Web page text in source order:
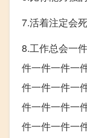
7.活着注定会
8.工作总会一
件一件一件一
件一件一件一
件一件一件一
件一件一件一